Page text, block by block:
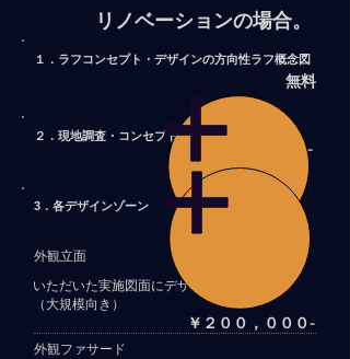
リノベーションの場合。
3 ． 各デザインゾーン
​外観立面
￥２００，０００-
​いただいた実施図面にデザインカラーリング
（大規模向き）
​外観ファサード
１．ラフコンセプト・デザインの方向性ラフ概念図
無料
２．現地調査 ​・コンセプト
￥２００，０００-